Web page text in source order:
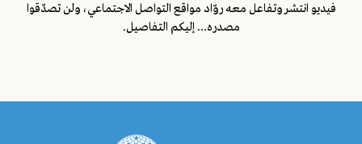
فيديو انتشر وتفاعل معه روّاد مواقع التواصل الاجتماعي، ولن تصدّقوا
مصدره… إليكم التفاصيل.